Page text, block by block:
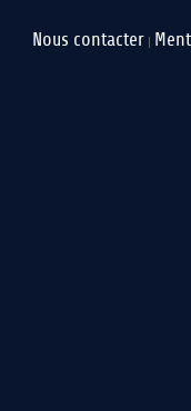
Nous contacter |